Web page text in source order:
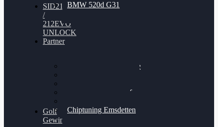
BMW 520d G31
SID212
/
212EVO
UNLOCK
Partner
Bilgenroth Performance
Chiptuning Schüttorf
Chiptuning Emsdetten
Golf
Gewinnspiel